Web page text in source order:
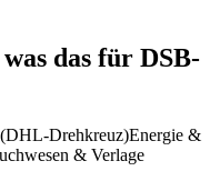
das für DSB-
Drehkreuz)Energie &
& Verlage